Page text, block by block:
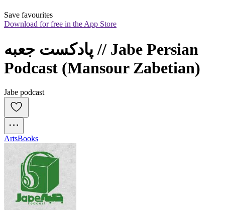
Save favourites
Download for free in the App Store
پادکست جعبه // Jabe Persian
Podcast (Mansour Zabetian)
Jabe podcast
ArtsBooks